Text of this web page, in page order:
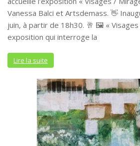
Vanessa Balci et Artsdemass. 👋
juin, à partir de 18h30. 🥂 🖼️ «
exposition qui interroge la
Lire la suite